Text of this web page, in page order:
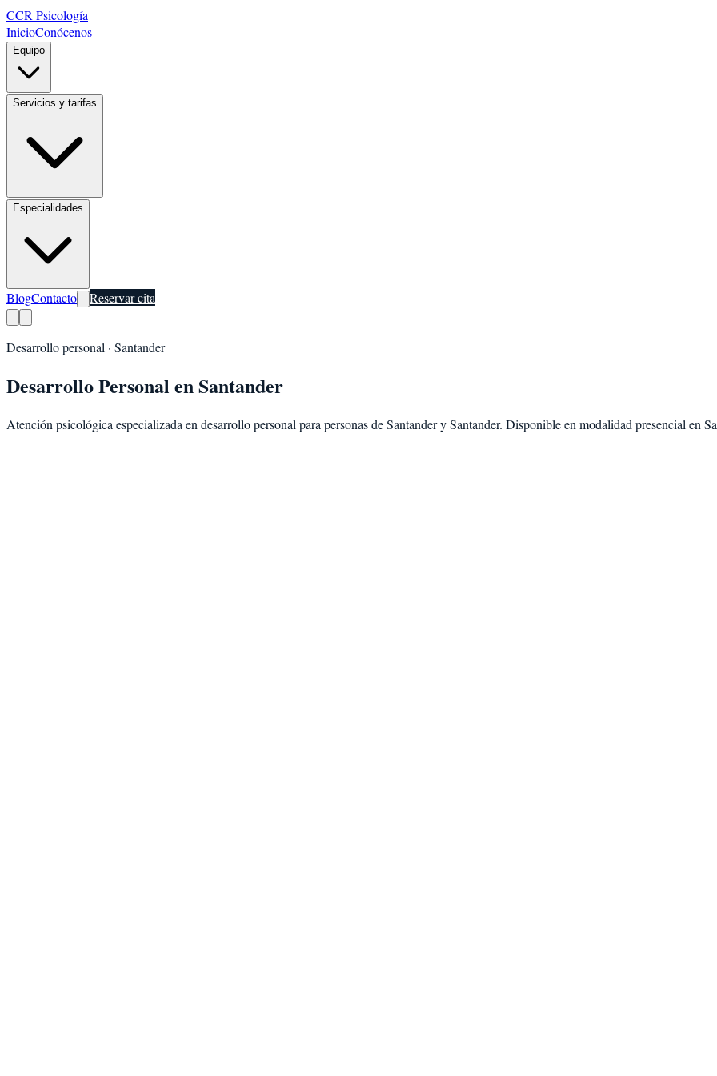
CCR Psicología
InicioConócenos
Equipo
Servicios y tarifas
Especialidades
BlogContacto Reservar cita
Desarrollo personal · Santander
Desarrollo Personal enSantander
Atención psicológica especializada en desarrollo personal para personas deSantanderySantander. Disponible en modalidad presencial en